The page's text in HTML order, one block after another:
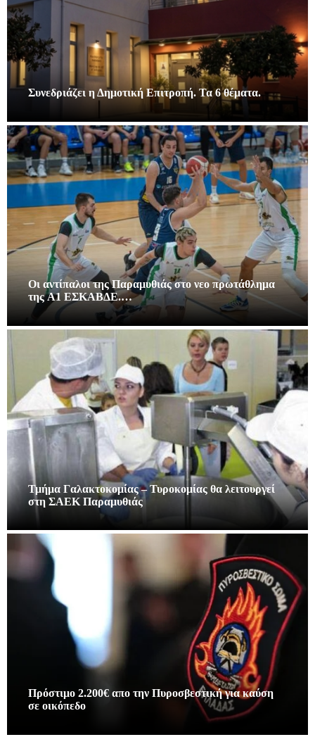
Συνεδριάζει η Δημοτική Επιτροπή. Τα 6 θέματα.
Οι αντίπαλοι της Παραμυθιάς στο νεο πρωτάθλημα
της A1 ΕΣΚΑΒΔΕ.…
Τμήμα Γαλακτοκομίας – Τυροκομίας θα λειτουργεί
στη ΣΑΕΚ Παραμυθιάς
Πρόστιμο 2.200€ απο την Πυροσβεστική για καύση
σε οικόπεδο